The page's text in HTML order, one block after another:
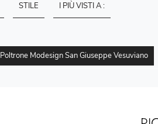
STILE I PIÙ VISTI A :
Poltrone Modesign San Giuseppe Vesuviano